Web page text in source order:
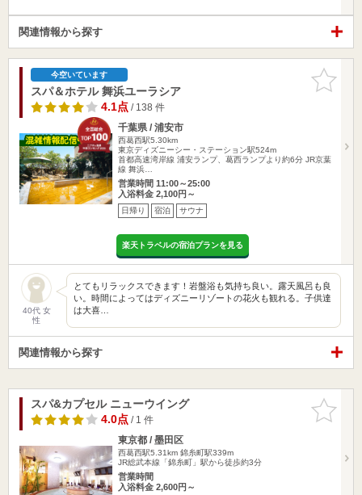
関連情報から探す
お気に入
りに追加
今空いています
スパ＆ホテル 舞浜ユーラシア
4.1点/ 138 件
千葉県 / 浦安市
西葛西駅5.30km
東京ディズニーシー・ステーション駅524m
首都高速湾岸線 浦安ランプ、葛西ランプより約6分 JR京葉
線 舞浜…
営業時間 11:00～25:00
入浴料金 2,100円～
日帰り 宿泊 サウナ
楽天トラベルの宿泊プランを見る
40代 女
性
とてもリラックスできます！岩盤浴も気持ち良い。露天風呂も良
い。時間によってはディズニーリゾートの花火も観れる。子供達
は大喜…
関連情報から探す
お気に入
りに追加
スパ&カプセル ニューウイング
4.0点/ 1 件
東京都 / 墨田区
西葛西駅5.31km 錦糸町駅339m
JR総武本線「錦糸町」駅から徒歩約3分
営業時間
入浴料金 2,600円～